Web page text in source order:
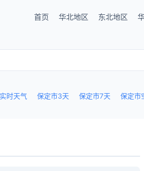
首页 华北地区 东北地区
时天气 保定市3天 保定市7天 保定市